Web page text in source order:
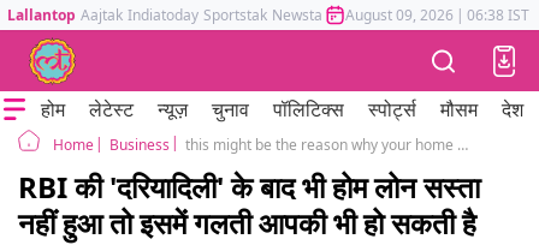
Lallantop Aajtak Indiatoday Sportstak Newstak Mumbai Tak Astrotak
August 09, 2026 | 06:38 IST
होम लेटेस्ट न्यूज़ चुनाव पॉलिटिक्स स्पोर्ट्स मौसम देश
Home Business this might be the reason why your home loan rate has still not changes even after RBI slashed repo rate three times this year
RBI की 'दरियादिली' के बाद भी होम लोन सस्ता
नहीं हुआ तो इसमें गलती आपकी भी हो सकती है